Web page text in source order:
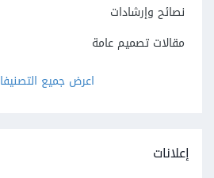
نصائح وإرشادات
مقالات تصميم عامة
اعرض جميع
إعلانات